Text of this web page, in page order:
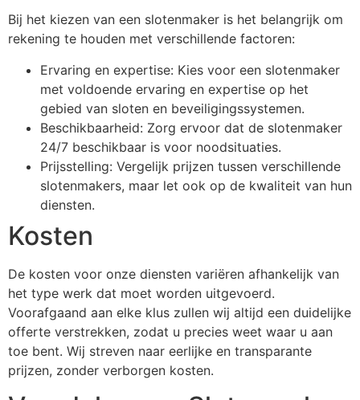
Bij het kiezen van een slotenmaker is het belangrijk om
rekening te houden met verschillende factoren:
Ervaring en expertise: Kies voor een slotenmaker
met voldoende ervaring en expertise op het
gebied van sloten en beveiligingssystemen.
Beschikbaarheid: Zorg ervoor dat de slotenmaker
24/7 beschikbaar is voor noodsituaties.
Prijsstelling: Vergelijk prijzen tussen verschillende
slotenmakers, maar let ook op de kwaliteit van hun
diensten.
Kosten
De kosten voor onze diensten variëren afhankelijk van
het type werk dat moet worden uitgevoerd.
Voorafgaand aan elke klus zullen wij altijd een duidelijke
offerte verstrekken, zodat u precies weet waar u aan
toe bent. Wij streven naar eerlijke en transparante
prijzen, zonder verborgen kosten.